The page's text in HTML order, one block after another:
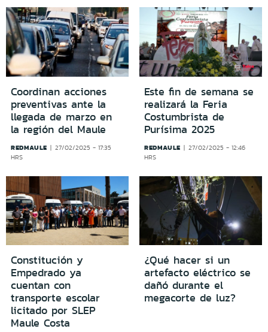
Coordinan acciones
preventivas ante la
llegada de marzo en
la región del Maule
REDMAULE
27/02/2025 - 17:35
HRS
Este fin de semana se
realizará la Feria
Costumbrista de
Purísima 2025
REDMAULE
27/02/2025 - 12:46
HRS
Constitución y
Empedrado ya
cuentan con
transporte escolar
licitado por SLEP
Maule Costa
¿Qué hacer si un
artefacto eléctrico se
dañó durante el
megacorte de luz?